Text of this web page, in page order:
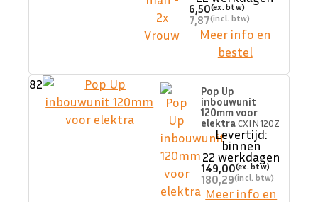
6,50
7,87
Meer info en
bestel
82
Pop Up
inbouwunit
120mm voor
elektraCXIN120Z
Levertijd:
binnen
22 werkdagen
149,00
180,29
Meer info en